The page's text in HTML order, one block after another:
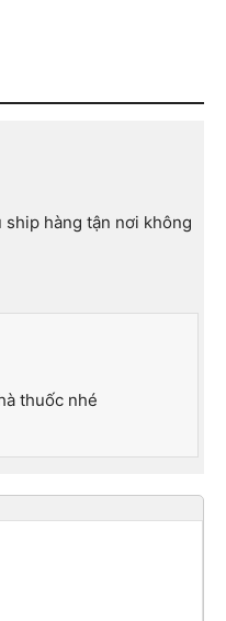
hàng tận nơi không
thuốc nhé